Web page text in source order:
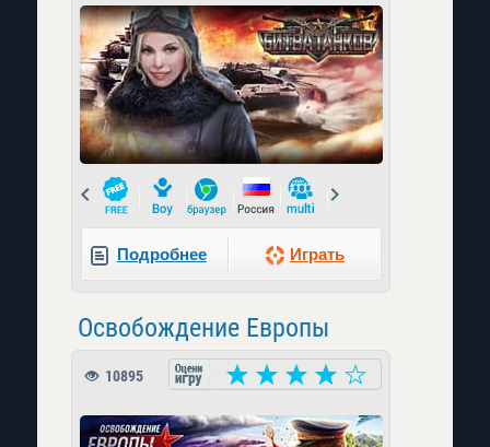
Prev
Подробнее Играть
Освобождение Европы
10895